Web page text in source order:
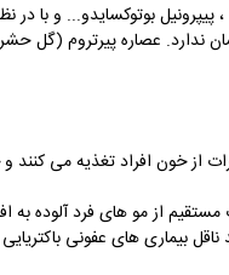
پیپرونیل بوتوکسایدو... و با در
فری سریتا ضرری برای انسان ندارد. عصاره
از خون افراد تغذیه می کنند
از مو های فرد آلوده به
بیماری های عفونی باکتریایی